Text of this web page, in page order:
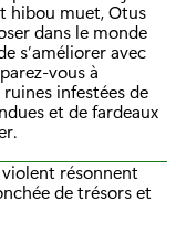
hibou muet, Otus
dans le monde
s’améliorer avec
vous à
infestées de
et de fardeaux
violent résonnent
de trésors et